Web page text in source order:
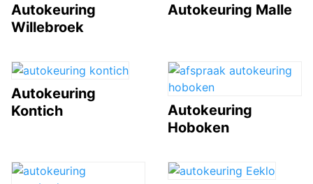
Autokeuring
Willebroek
Autokeuring Malle
Autokeuring
Kontich
Autokeuring
Hoboken